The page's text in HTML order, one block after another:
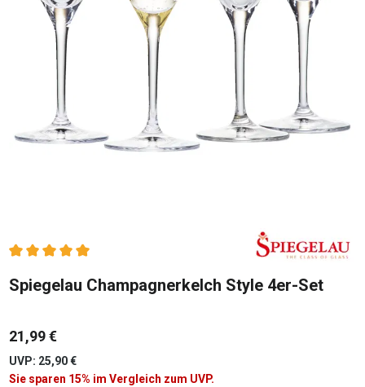
Durchschnittliche Bewertung von 5 von 5 Sternen
Spiegelau Champagnerkelch Style 4er-Set
21,99 €
UVP: 25,90 €
Sie sparen 15% im Vergleich zum UVP.